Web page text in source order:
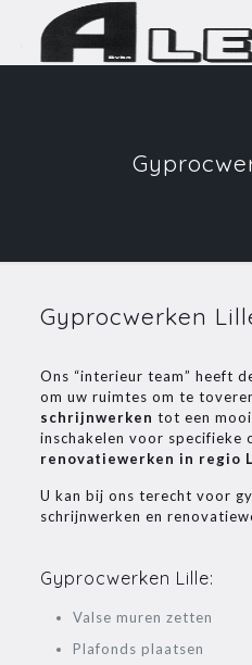
Gyprocwerken
Ons “interieur team” heeft
om uw ruimtes om te
schrijnwerken tot een mooi
inschakelen voor specifieke
renovatiewerken in regio
U kan bij ons terecht voor
schrijnwerken en
Gyprocwerken Lille:
Valse muren zetten
Plafonds plaatsen